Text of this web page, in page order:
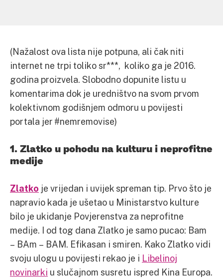
(Nažalost ova lista nije potpuna, ali čak niti
internet ne trpi toliko sr***, koliko ga je 2016.
godina proizvela. Slobodno dopunite listu u
komentarima dok je uredništvo na svom prvom
kolektivnom godišnjem odmoru u povijesti
portala jer #nemremovise)
1. Zlatko u pohodu na kulturu i neprofitne
medije
Zlatko je vrijedan i uvijek spreman tip. Prvo što je
napravio kada je ušetao u Ministarstvo kulture
bilo je ukidanje Povjerenstva za neprofitne
medije. I od tog dana Zlatko je samo pucao: Bam
– BAm – BAM. Efikasan i smiren. Kako Zlatko vidi
svoju ulogu u povijesti rekao je i Libelinoj
novinarki u slučajnom susretu ispred Kina Europa.